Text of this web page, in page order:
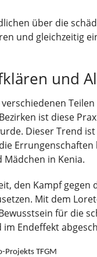
über die
und gleichzeitig
und
ist diese
Dieser Trend
in Kenia.
den Kampf gegen
Mit dem
für die
Endeffekt
Projekts TFGM